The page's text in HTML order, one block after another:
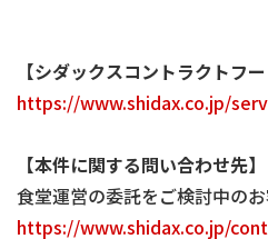
【シダックスコントラクトフ
https://www.shidax.co.jp/
【本件に関する問い合わせ先】
食堂運営の委託をご検討中の
https://www.shidax.co.jp/